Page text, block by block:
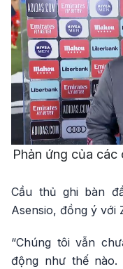
Phản ứng của các
Cầu thủ ghi bàn
Asensio, đồng ý với
“Chúng tôi vẫn
động như thế